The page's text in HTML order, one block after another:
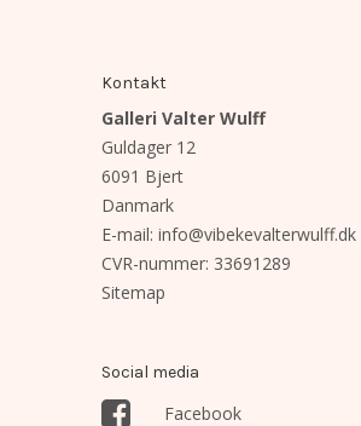
Kontakt
Galleri Valter Wulff
Guldager 12
6091 Bjert
Danmark
E-mail: info@vibekevalterwulff.dk
CVR-nummer: 33691289
Sitemap
Social media
Facebook